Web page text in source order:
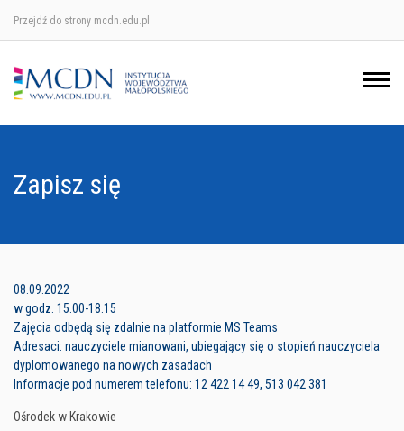
Przejdź do strony mcdn.edu.pl
Zapisz się
08.09.2022
w godz. 15.00-18.15
Zajęcia odbędą się zdalnie na platformie MS Teams
Adresaci: nauczyciele mianowani, ubiegający się o stopień nauczyciela
dyplomowanego na nowych zasadach
Informacje pod numerem telefonu: 12 422 14 49, 513 042 381
Ośrodek w Krakowie
Ośrodek w Krakowie
Ośrodek w Nowym Sączu
Ośrodek w Tarnowie